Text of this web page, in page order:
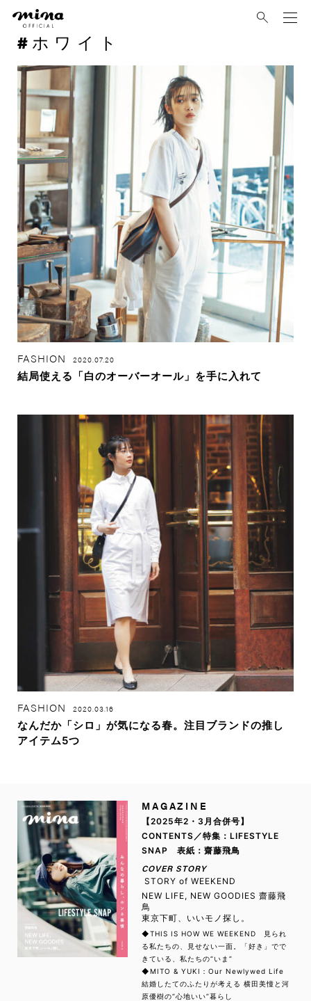
ホワイト
FASHION 2020.07.20
結局使える「白のオーバーオール」を手に入れて
FASHION 2020.03.16
なんだか「シロ」が気になる春。注目ブランドの推し
アイテム5つ
MAGAZINE
【2025年2・3月合併号】
CONTENTS／特集：LIFESTYLE
SNAP 表紙：齋藤飛鳥
COVER STORY
STORY of WEEKEND
NEW LIFE, NEW GOODIES 齋藤飛
鳥
東京下町、いいモノ探し。
◆THIS IS HOW WE WEEKEND 見られ
る私たちの、見せない一面。「好き」でで
きている、私たちの“いま”
◆MITO & YUKI：Our Newlywed Life
結婚したてのふたりが考える 横田美憧と河
原優樹の“心地いい”暮らし